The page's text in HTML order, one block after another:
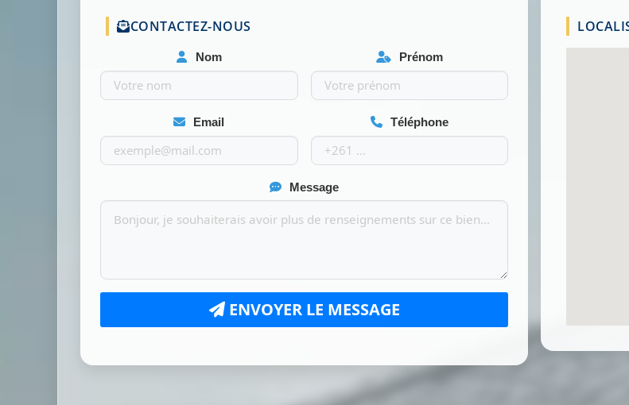
CONTACTEZ-NOUS
Nom Prénom
Email Téléphone
Message
ENVOYER LE MESSAGE